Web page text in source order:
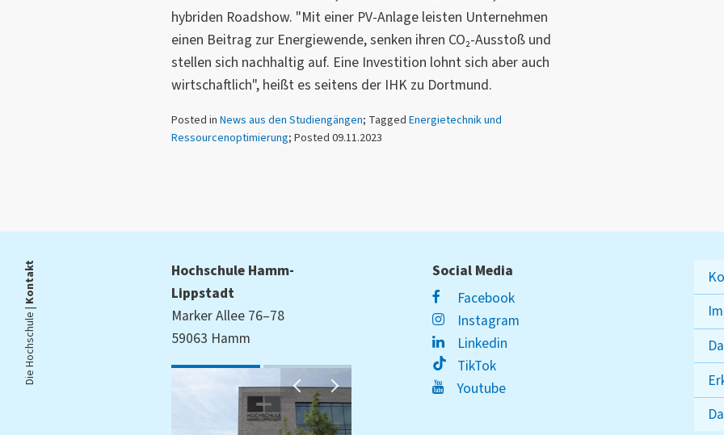
hybriden Roadshow. "Mit einer PV-Anlage leisten Unternehmen
einen Beitrag zur Energiewende, senken ihren CO₂-Ausstoß und
stellen sich nachhaltig auf. Eine Investition lohnt sich aber auch
wirtschaftlich", heißt es seitens der IHK zu Dortmund.
Posted in News aus den Studiengängen; Tagged Energietechnik und
Ressourcenoptimierung; Posted 09.11.2023
Die Hochschule |
Kontakt
Hochschule Hamm-
Lippstadt
Marker Allee 76–78
59063 Hamm
Social Media
Facebook
Instagram
Linkedin
TikTok
Youtube